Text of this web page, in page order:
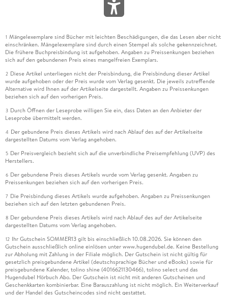
1 Mängelexemplare sind Bücher mit leichten Beschädigungen, die das Lesen aber nicht
einschränken. Mängelexemplare sind durch einen Stempel als solche gekennzeichnet.
Die frühere Buchpreisbindung ist aufgehoben. Angaben zu Preissenkungen beziehen
sich auf den gebundenen Preis eines mangelfreien Exemplars.
2 Diese Artikel unterliegen nicht der Preisbindung, die Preisbindung dieser Artikel
wurde aufgehoben oder der Preis wurde vom Verlag gesenkt. Die jeweils zutreffende
Alternative wird Ihnen auf der Artikelseite dargestellt. Angaben zu Preissenkungen
beziehen sich auf den vorherigen Preis.
3 Durch Öffnen der Leseprobe willigen Sie ein, dass Daten an den Anbieter der
Leseprobe übermittelt werden.
4 Der gebundene Preis dieses Artikels wird nach Ablauf des auf der Artikelseite
dargestellten Datums vom Verlag angehoben.
5 Der Preisvergleich bezieht sich auf die unverbindliche Preisempfehlung (UVP) des
Herstellers.
6 Der gebundene Preis dieses Artikels wurde vom Verlag gesenkt. Angaben zu
Preissenkungen beziehen sich auf den vorherigen Preis.
7 Die Preisbindung dieses Artikels wurde aufgehoben. Angaben zu Preissenkungen
beziehen sich auf den letzten gebundenen Preis.
8 Der gebundene Preis dieses Artikels wird nach Ablauf des auf der Artikelseite
dargestellten Datums vom Verlag angehoben.
12 Ihr Gutschein SOMMER13 gilt bis einschließlich 10.08.2026. Sie können den
Gutschein ausschließlich online einlösen unter www.hugendubel.de. Keine Bestellung
zur Abholung mit Zahlung in der Filiale möglich. Der Gutschein ist nicht gültig für
gesetzlich preisgebundene Artikel (deutschsprachige Bücher und eBooks) sowie für
preisgebundene Kalender, tolino shine (4016621130466), tolino select und das
Hugendubel Hörbuch Abo. Der Gutschein ist nicht mit anderen Gutscheinen und
Geschenkkarten kombinierbar. Eine Barauszahlung ist nicht möglich. Ein Weiterverkauf
und der Handel des Gutscheincodes sind nicht gestattet.